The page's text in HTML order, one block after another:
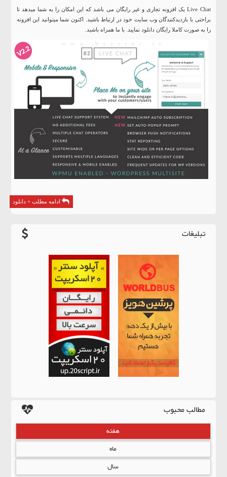
Live Chat یک افزونه تجاری و غیر رایگان می باشد که این امکان را به شما میدهد تا
براحتی با بازدیدکنندگان وب سایت خود در ارتباط باشید. اکنون شما میتوانید این افزونه
را به صورت کاملا رایگان دانلود نمایید. با ما همراه باشید.
ادامه مطلب + دانلود
تبلیغات
مطالب محبوب
هفته
ماه
سال